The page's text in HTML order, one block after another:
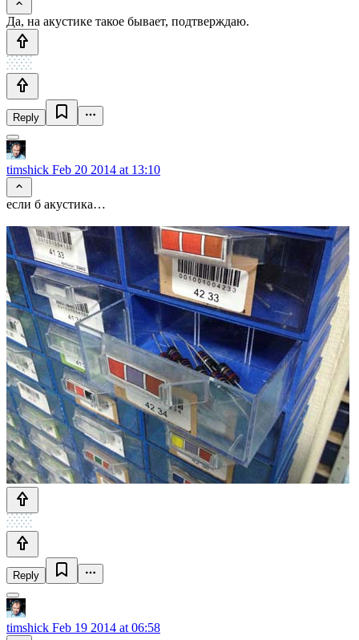
Да, на акустике такое бывает, подтверждаю.
Reply
timshick Feb 20 2014 at 13:10
если б акустика…
Reply
timshick Feb 19 2014 at 06:58